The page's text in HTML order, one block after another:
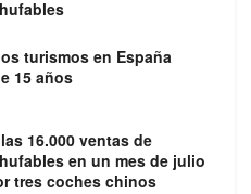
turismos en España
15 años
16.000 ventas de
en un mes de julio
tres coches chinos